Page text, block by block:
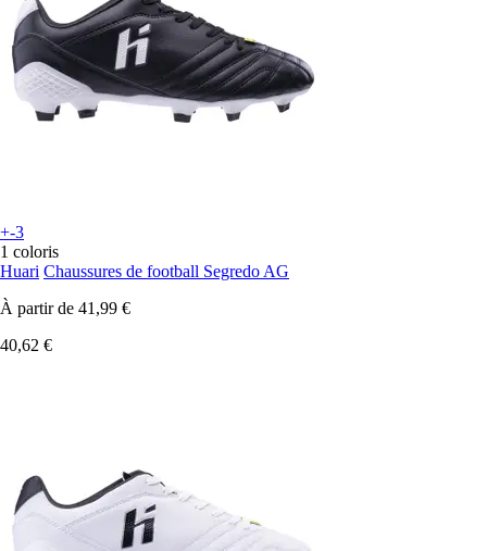
+-3
1 coloris
Huari Chaussures de football Segredo AG
À partir de 41,99 €
40,62 €